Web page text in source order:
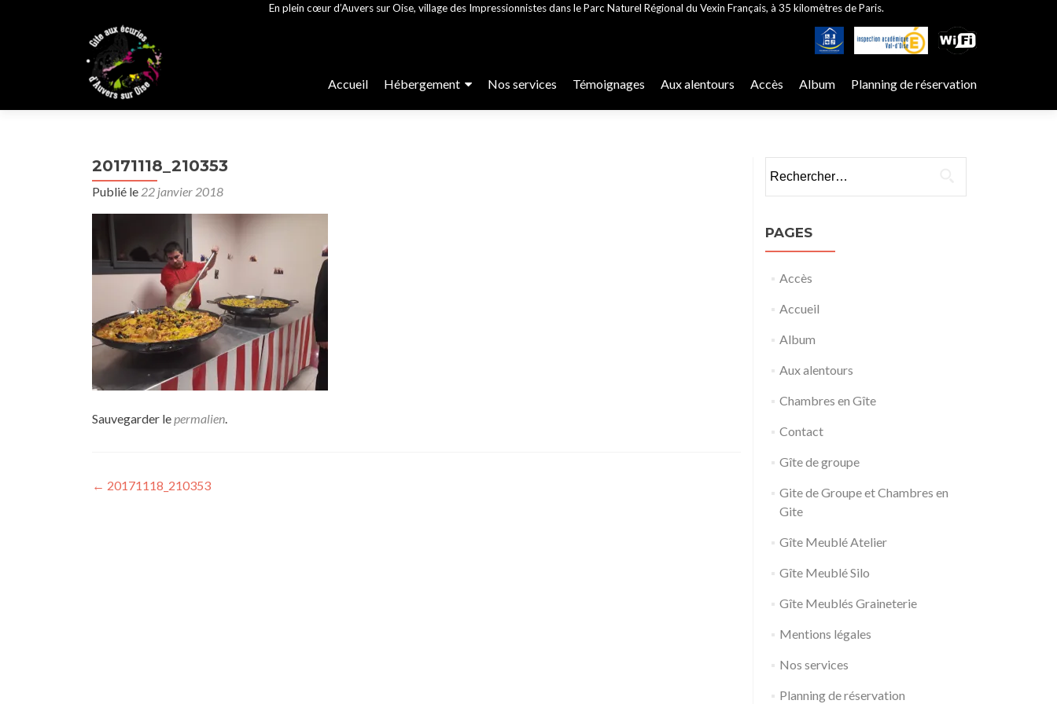
En plein cœur d’Auvers sur Oise, village des Impressionnistes dans le Parc Naturel Régional du Vexin Français, à 35 kilomètres de Paris.
au
Accueil Hébergement Nos services Témoignages Aux alentours Accès Album Planning de réservation
20171118_210353
Publié le 22 janvier 2018
Sauvegarder lepermalien.
Navigation
← 20171118_210353
PAGES
Accès
Accueil
Album
Aux alentours
Chambres en Gîte
Contact
Gîte de groupe
Gite de Groupe et Chambres en
Gite
Gîte Meublé Atelier
Gîte Meublé Silo
Gîte Meublés Graineterie
Mentions légales
Nos services
Planning de réservation